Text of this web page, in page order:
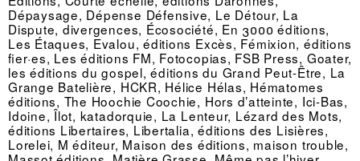
Dépaysage, Dépense Défensive, Le Détour, La
Dispute, divergences, Écosociété, En 3000 éditions,
Les Étaques, Evalou, éditions Excès, Fémixion, éditions
fier·es, Les éditions FM, Fotocopias, FSB Press, Goater,
les éditions du gospel, éditions du Grand Peut-Être, La
Grange Batelière, HCKR, Hélice Hélas, Hématomes
éditions, The Hoochie Coochie, Hors d’atteinte, Ici-Bas,
Idoine, Îlot, katadorquie, La Lenteur, Lézard des Mots,
éditions Libertaires, Libertalia, éditions des Lisières,
Lorelei, M éditeur, Maison des éditions, maison trouble,